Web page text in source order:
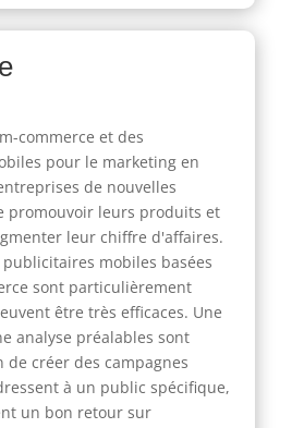
commerce et des
pour le marketing en
de nouvelles
promouvoir leurs produits et
leur chiffre d'affaires.
publicitaires mobiles basées
sont particulièrement
être très efficaces. Une
analyse préalables sont
de créer des campagnes
à un public spécifique,
un bon retour sur